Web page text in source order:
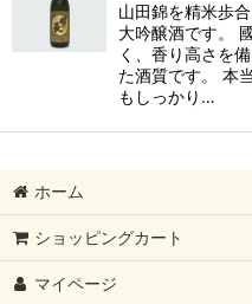
山田錦を精米歩
大吟醸酒です。
く、香り高さを
た酒質です。 本
もしっかり…
ホーム
ショッピングカート
マイページ